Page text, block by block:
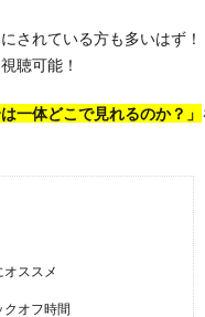
されている方も多いはず！
聴可能！
は一体どこで見れるのか？」
オススメ
クオフ時間